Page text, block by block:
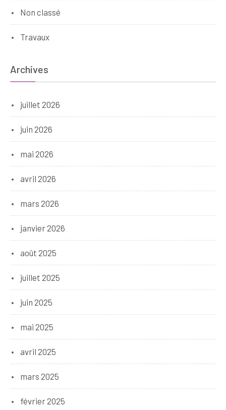
Non classé
Travaux
Archives
juillet 2026
juin 2026
mai 2026
avril 2026
mars 2026
janvier 2026
août 2025
juillet 2025
juin 2025
mai 2025
avril 2025
mars 2025
février 2025